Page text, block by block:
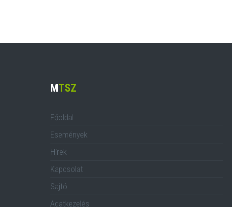
MTSZ
Főoldal
Események
Hírek
Kapcsolat
Sajtó
Adatkezelés